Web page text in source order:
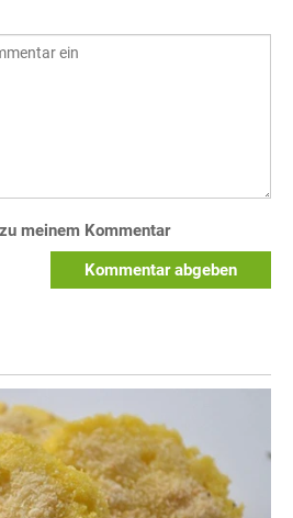
meinem Kommentar
Kommentar abgeben